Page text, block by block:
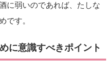
に弱いのであれば、たしな
です。
に意識すべきポイント